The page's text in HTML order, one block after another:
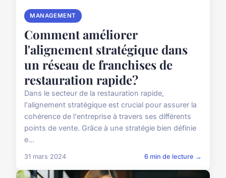
MANAGEMENT
Comment améliorer
l'alignement stratégique dans
un réseau de franchises de
restauration rapide?
Dans le secteur de la restauration rapide,
l'alignement stratégique est crucial pour assurer la
cohérence de l'entreprise à travers ses différents
points de vente. Grâce à une stratégie bien définie
e...
31 mars 2024 6 min de lecture →